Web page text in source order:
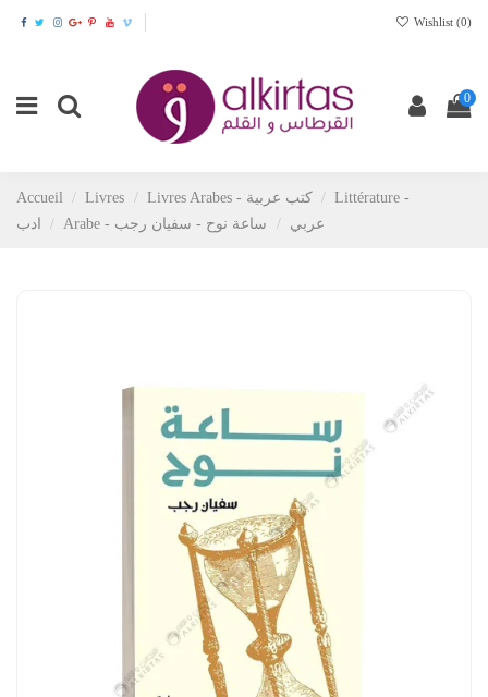
Wishlist (0)
0
Accueil Livres Livres Arabes - كتب عربية
Littérature -
ادب
Arabe - عربي ساعة نوح - سفيان رجب